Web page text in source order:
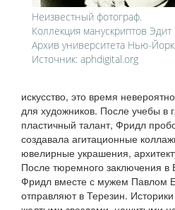
Неизвестный фотограф.
Коллекция манускриптов Эдит
Архив университета Нью-
Источник: aphdigital.org
искусство, это время
для художников. После учебы в
пластичный талант, Фридл
создавала агитационные
ювелирные украшения,
После тюремного заключения в
Фридл вместе с мужем Павлом
отправляют в Терезин.